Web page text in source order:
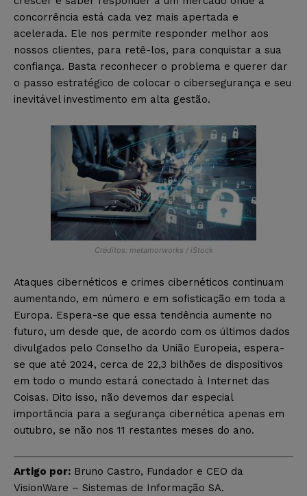
concorrência está cada vez mais apertada e
acelerada. Ele nos permite responder melhor aos
nossos clientes, para retê-los, para conquistar a sua
confiança. Basta reconhecer o problema e querer dar
o passo estratégico de colocar o cibersegurança e seu
inevitável investimento em alta gestão.
Créditos: metamorworks / iStock
Ataques cibernéticos e crimes cibernéticos continuam
aumentando, em número e em sofisticação em toda a
Europa. Espera-se que essa tendência aumente no
futuro, um desde que, de acordo com os últimos dados
divulgados pelo Conselho da União Europeia, espera-
se que até 2024, cerca de 22,3 bilhões de dispositivos
em todo o mundo estará conectado à Internet das
Coisas. Dito isso, não devemos dar especial
importância para a segurança cibernética apenas em
outubro, se não nos 11 restantes meses do ano.
Artigo por: Bruno Castro, Fundador e CEO da
VisionWare – Sistemas de Informação SA.